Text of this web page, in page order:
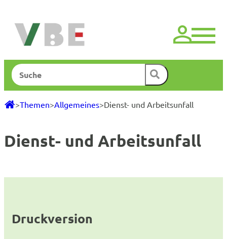
springen
Suchen
>Themen>Allgemeines>Dienst- und Arbeitsunfall
Dienst- und Arbeitsunfall
Druckversion